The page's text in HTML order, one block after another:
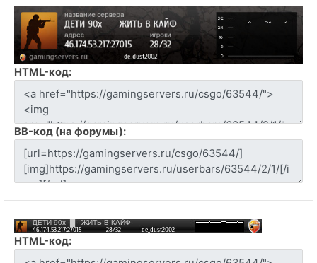
HTML-код:
BB-код (на форумы):
HTML-код: